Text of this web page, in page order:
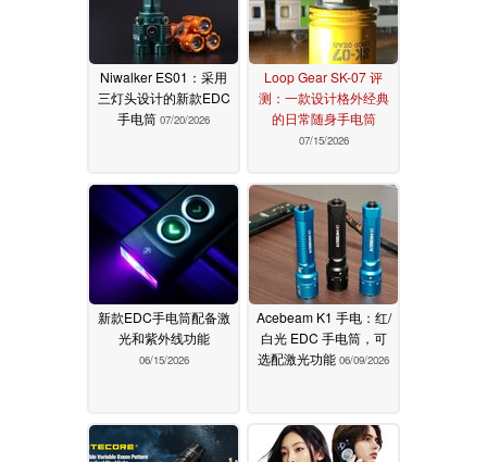
Niwalker ES01：采用
三灯头设计的新款EDC
手电筒 07/20/2026
Loop Gear SK-07 评
测：一款设计格外经典
的日常随身手电筒
07/15/2026
新款EDC手电筒配备激
光和紫外线功能
06/15/2026
Acebeam K1 手电：红/
白光 EDC 手电筒，可
选配激光功能 06/09/2026